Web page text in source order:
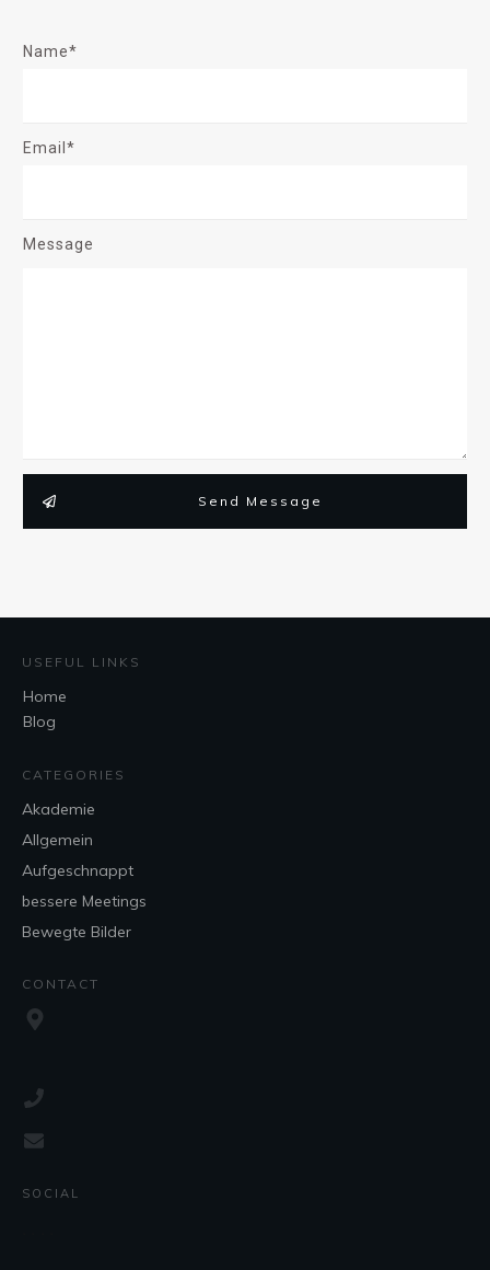
Name*
Email*
Message
Send Message
USEFUL LINKS
Home
Blog
CATEGORIES
Akademie
Allgemein
Aufgeschnappt
bessere Meetings
Bewegte Bilder
CONTACT
SOCIAL